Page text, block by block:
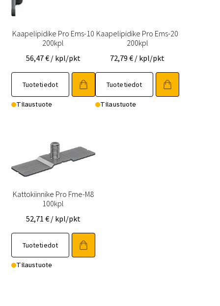
Kaapelipidike Pro Ems-10
200kpl
56,47€ / kpl/pkt
Tuotetiedot
Tilaustuote
Kaapelipidike Pro Ems-20
200kpl
72,79€ / kpl/pkt
Tuotetiedot
Tilaustuote
Kattokiinnike Pro Fme-M8
100kpl
52,71 € / kpl/pkt
Tuotetiedot
Tilaustuote